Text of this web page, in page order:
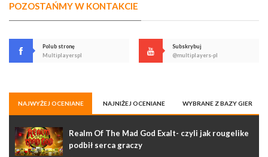
POZOSTAŃMY W KONTAKCIE
Polub stronę
Multiplayerspl
Subskrybuj
@multiplayers-pl
NAJWYŻEJ OCENIANE NAJNIŻEJ OCENIANE WYBRANE Z BAZY GIER
Realm Of The Mad God Exalt- czyli jak rougelike
podbił serca graczy